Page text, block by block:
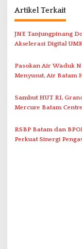
a
s
i
p
o
s
Artikel Terkait
JNE Tanjungpinang
Akselerasi Digital
2026
Pasokan Air Waduk
Menyusut, Air Batam
Antar-IPAM
Sambut HUT RI,
Mercure Batam
Nusantara’
RSBP Batam dan
Perkuat Sinergi